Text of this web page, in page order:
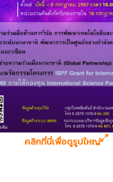
คลิกที่นี่เพื่อดูรูปใหญ่